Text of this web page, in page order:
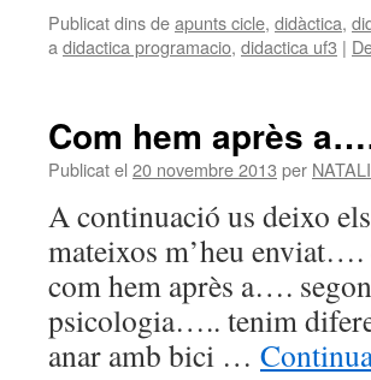
Publicat dins deapunts cicle, didàctica,
a didactica programacio, didactica uf3 |
Com hem après
Publicat el 20 novembre 2013 per
A continuació us deixo
mateixos m’heu enviat….
com hem après a….
psicologia….. tenim
anar amb bici …